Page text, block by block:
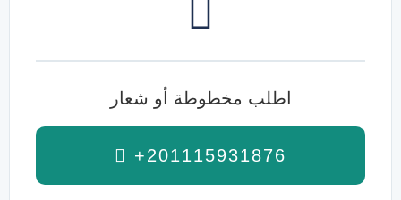
اطلب مخطوطة أو شعار
+201115931876